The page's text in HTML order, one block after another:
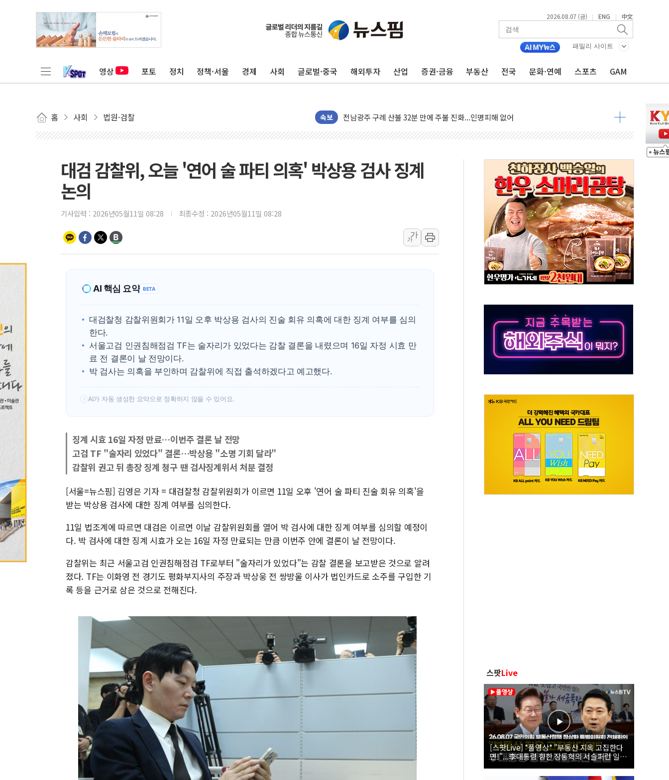
2026.08.07 (금) | ENG | 中文
패밀리 사이트
영상 포토 정치 정책·서울 경제 사회 글로벌·중국 해외투자 산업 증권·금융 부동산 전국 문화·연예 스포츠 GAM
홈 사회 법원·검찰 속보
국민의힘 윤리위, '부산 돌려차기 발언' 논란 서범수·진종오 징계절차 개시
전남광주 구례 산불 32분 만에 주불 진화...인명피해 없어
캠코, 5918억원 규모 압류재산 1506건 공매
가오픈한 홈플러스
돌아온 홈플러스
[종합] 청도 흥선리 야산 산불 1시간36분만에 주불진화....인명피해 없어
한미 법카 제보자 "신동국과 무관…자료는 전·현직 직원으로부터 확보"
라인게임즈, '콰이어트' 테스트 참가자 3만 명 돌파
에어로케이항공, 청주-중국 청두 노선 운항허가 취득...중국 노선 다변화
네이버, AI 브리핑 도입 후 블로그 창작자 지원 규모 2배 확대
SKT, '8월 월간 럭키 페스타' 실시...휴대폰 결제 최대 6000원 할인
LG헬로비전 '헬로모바일', 교보문고 제휴 전자책 요금제 출시
원주시, 첨단의료복합단지 지정 준비 본격화…'AI 데이터 기반 메디테크 혁신허브' 구상
삼척시, 무건리 이끼폭포 생태탐방로 출입 통제
임동원 전 장관과 대화 나누는 정동영 통일부 장관
대검 감찰위, 오늘 '연어 술 파티 의혹' 박상용 검사 징계
논의
기사입력 : 2026년05월11일 08:28 최종수정 : 2026년05월11일 08:28
가
가
AI 핵심 요약 BETA
대검찰청 감찰위원회가 11일 오후 박상용 검사의 진술 회유 의혹에 대한 징계 여부를 심의
한다.
서울고검 인권침해점검 TF는 술자리가 있었다는 감찰 결론을 내렸으며 16일 자정 시효 만
료 전 결론이 날 전망이다.
박 검사는 의혹을 부인하며 감찰위에 직접 출석하겠다고 예고했다.
! AI가 자동 생성한 요약으로 정확하지 않을 수 있어요.
징계 시효 16일 자정 만료…이번주 결론 날 전망
고검 TF "술자리 있었다" 결론…박상용 "소명 기회 달라"
감찰위 권고 뒤 총장 징계 청구 땐 검사징계위서 처분 결정
[서울=뉴스핌] 김영은 기자 = 대검찰청 감찰위원회가 이르면 11일 오후 '연어 술 파티 진술 회유 의혹'을
받는 박상용 검사에 대한 징계 여부를 심의한다.
11일 법조계에 따르면 대검은 이르면 이날 감찰위원회를 열어 박 검사에 대한 징계 여부를 심의할 예정이
다. 박 검사에 대한 징계 시효가 오는 16일 자정 만료되는 만큼 이번주 안에 결론이 날 전망이다.
감찰위는 최근 서울고검 인권침해점검 TF로부터 "술자리가 있었다"는 감찰 결론을 보고받은 것으로 알려
졌다. TF는 이화영 전 경기도 평화부지사의 주장과 박상웅 전 쌍방울 이사가 법인카드로 소주를 구입한 기
록 등을 근거로 삼은 것으로 전해진다.
스팟Live
[스팟Live] *풀영상* "부동산 지옥 고집한다
면!"...李대통령 향한 장동혁의 서슬퍼런 일갈
| 26.08.07 국민의힘 부동산정책 정상화 특별
위원회 전체회의